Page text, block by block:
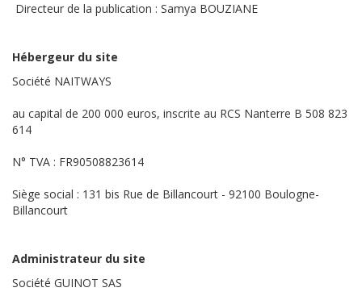
Directeur de la publication : Samya BOUZIANE
Hébergeur du site
Société NAITWAYS
au capital de 200 000 euros, inscrite au RCS Nanterre B 508 823
614
N° TVA : FR90508823614
Siège social : 131 bis Rue de Billancourt - 92100 Boulogne-
Billancourt
Administrateur du site
Société GUINOT SAS